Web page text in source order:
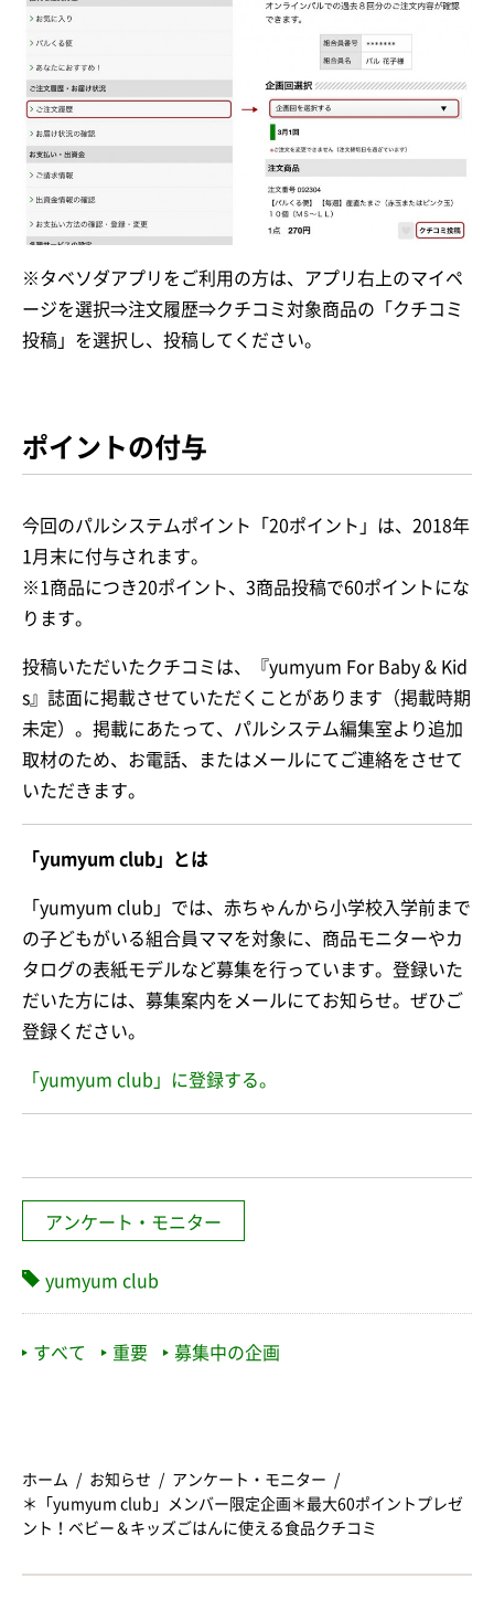
※タベソダアプリをご利用の方は、アプリ右上のマイペ
ージを選択⇒注文履歴⇒クチコミ対象商品の「クチコミ
投稿」を選択し、投稿してください。
ポイントの付与
今回のパルシステムポイント「20ポイント」は、2018年
1月末に付与されます。
※1商品につき20ポイント、3商品投稿で60ポイントにな
ります。
投稿いただいたクチコミは、『yumyum For Baby & Kid
s』誌面に掲載させていただくことがあります（掲載時期
未定）。掲載にあたって、パルシステム編集室より追加
取材のため、お電話、またはメールにてご連絡をさせて
いただきます。
「yumyum club」とは
「yumyum club」では、赤ちゃんから小学校入学前まで
の子どもがいる組合員ママを対象に、商品モニターやカ
タログの表紙モデルなど募集を行っています。登録いた
だいた方には、募集案内をメールにてお知らせ。ぜひご
登録ください。
「yumyum club」に登録する。
アンケート・モニター
yumyum club
すべて 重要 募集中の企画
ホーム お知らせ
アンケート・モニター
＊「yumyum club」メンバー限定企画＊最大60ポイントプレゼ
ント！ベビー＆キッズごはんに使える食品クチコミ